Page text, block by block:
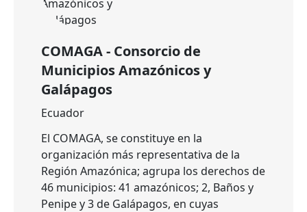
COMAGA - Consorcio de
Municipios Amazónicos y
Galápagos
Ecuador
El COMAGA, se constituye en la
organización más representativa de la
Región Amazónica; agrupa los derechos de
46 municipios: 41 amazónicos; 2, Baños y
Penipe y 3 de Galápagos, en cuyas